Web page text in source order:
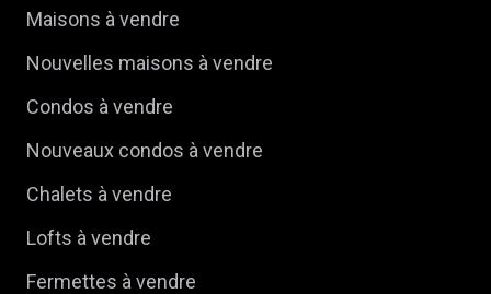
Maisons à vendre
Nouvelles maisons à vendre
Condos à vendre
Nouveaux condos à vendre
Chalets à vendre
Lofts à vendre
Fermettes à vendre